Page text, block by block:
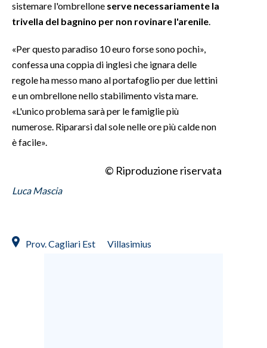
sistemare l'ombrellone serve necessariamente la
trivella del bagnino per non rovinare l'arenile.
«Per questo paradiso 10 euro forse sono pochi»,
confessa una coppia di inglesi che ignara delle
regole ha messo mano al portafoglio per due lettini
e un ombrellone nello stabilimento vista mare.
«L'unico problema sarà per le famiglie più
numerose. Ripararsi dal sole nelle ore più calde non
è facile».
© Riproduzione riservata
Luca Mascia
Prov. Cagliari Est Villasimius